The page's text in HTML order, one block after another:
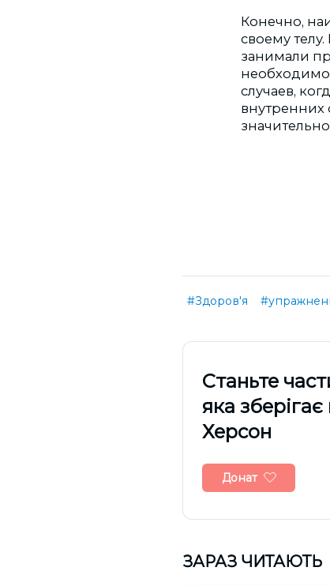
Конечно,
своему
занимали
необходимо
случаев,
внутренних
#Здоров'я
Cтаньте
яка
Херсон
Донат
ЗАРАЗ ЧИТАЮТЬ